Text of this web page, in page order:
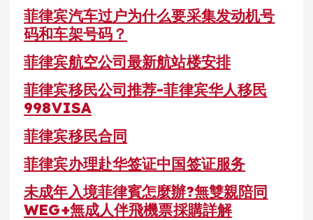
菲律宾汽车过户为什么要采集发动机号
码和车架号码？
菲律宾航空公司最新航站楼安排
菲律宾移民公司推荐-菲律宾华人移民
998VISA
菲律宾移民合同
菲律宾办理赴华签证中国签证服务
未成年入境菲律賓怎麼辦?無雙親陪同
WEG+無成人伴飛機票採購詳解